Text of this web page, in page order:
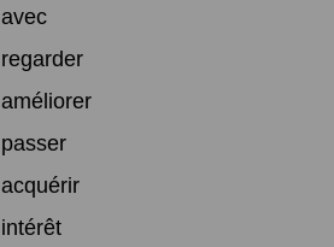
avec
regarder
améliorer
passer
acquérir
intérêt